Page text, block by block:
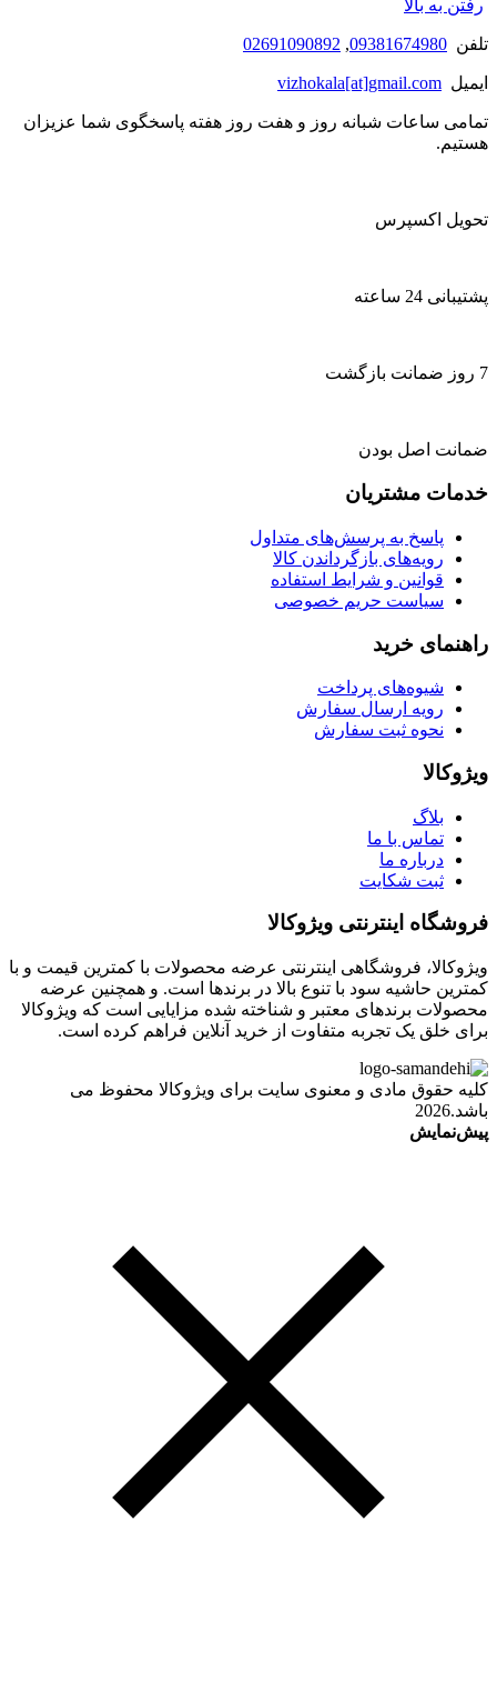
رفتن به بالا
تلفن 09381674980
,
02691090892
ایمیل vizhokala[at]gmail.com
تمامی ساعات شبانه روز و هفت روز هفته پاسخگوی شما عزیزان
هستیم.
تحویل اکسپرس
پشتیبانی 24 ساعته
7 روز ضمانت بازگشت
ضمانت اصل بودن
خدمات مشتریان
پاسخ به پرسش‌های متداول
رویه‌های بازگرداندن کالا
قوانین و شرایط استفاده
سیاست حریم خصوصی
راهنمای خرید
شیوه‌های پرداخت
رویه ارسال سفارش
نحوه ثبت سفارش
ویژوکالا
بلاگ
تماس با ما
درباره ما
ثبت شکایت
فروشگاه اینترنتی ویژوکالا
ویژوکالا، فروشگاهی اینترنتی عرضه محصولات با کمترین قیمت و با
کمترین حاشیه سود با تنوع بالا در برندها است. و همچنین عرضه
محصولات برندهای معتبر و شناخته شده مزایایی است که ویژوکالا
برای خلق یک تجربه متفاوت از خرید آنلاین فراهم کرده است.
کلیه حقوق مادی و معنوی سایت برای ویژوکالا محفوظ می
باشد.2026
پیش‌نمایش